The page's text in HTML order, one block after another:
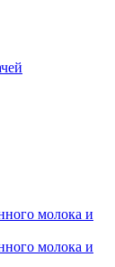
молока и
молока и